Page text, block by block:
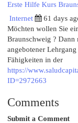
Erste Hilfe Kurs
Internet
61 days
Möchten wollen Sie
Braunschweig ? Dann
angebotener
Fähigkeiten in der
https://
ID=2972663
Comments
Submit a Comment